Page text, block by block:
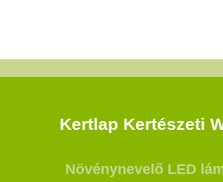
Kertlap Kertészeti
Növénynevelő LED